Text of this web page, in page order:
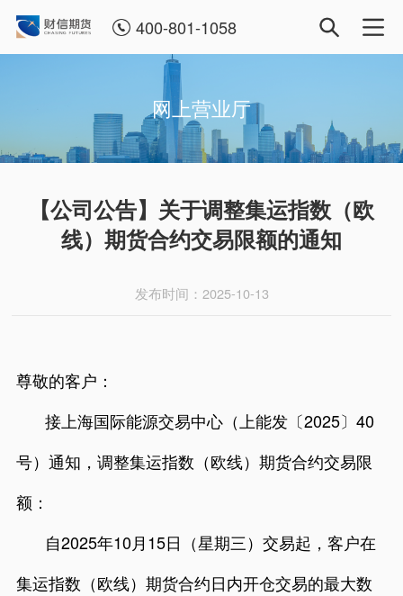
400-801-1058
网上营业厅
【公司公告】关于调整集运指数（欧
线）期货合约交易限额的通知
发布时间：2025-10-13
尊敬的客户：
接上海国际能源交易中心（ 上能发〔2025〕40
号）通知，调整集运指数（欧线）期货合约交易限
额：
自2025年10月15日（星期三）交易起，客户在
集运指数（欧线）期货合约日内开仓交易的最大数